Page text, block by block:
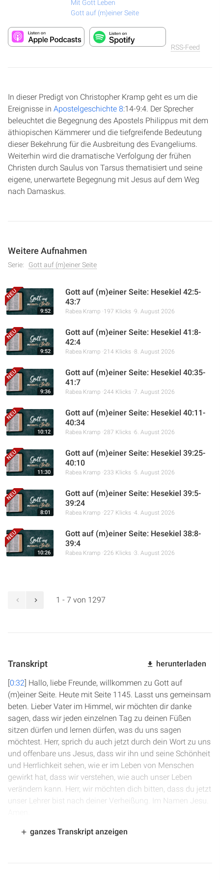
Mit Gott Leben
Gott auf (m)einer Seite
RSS-Feed
In dieser Predigt von Christopher Kramp geht es um die
Ereignisse in Apostelgeschichte 8:14-9:4. Der Sprecher
beleuchtet die Begegnung des Apostels Philippus mit dem
äthiopischen Kämmerer und die tiefgreifende Bedeutung
dieser Bekehrung für die Ausbreitung des Evangeliums.
Weiterhin wird die dramatische Verfolgung der frühen
Christen durch Saulus von Tarsus thematisiert und seine
eigene, unerwartete Begegnung mit Jesus auf dem Weg
nach Damaskus.
Weitere Aufnahmen
Serie: Gott auf (m)einer Seite
9:52
Gott auf (m)einer Seite: Hesekiel 42:5-
43:7
Rabea Kramp 197 Klicks 9. August 2026
9:52
Gott auf (m)einer Seite: Hesekiel 41:8-
42:4
Rabea Kramp 214 Klicks 8. August 2026
9:36
Gott auf (m)einer Seite: Hesekiel 40:35-
41:7
Rabea Kramp 244 Klicks 7. August 2026
10:12
Gott auf (m)einer Seite: Hesekiel 40:11-
40:34
Rabea Kramp 287 Klicks 6. August 2026
11:30
Gott auf (m)einer Seite: Hesekiel 39:25-
40:10
Rabea Kramp 233 Klicks 5. August 2026
8:01
Gott auf (m)einer Seite: Hesekiel 39:5-
39:24
Rabea Kramp 227 Klicks 4. August 2026
10:26
Gott auf (m)einer Seite: Hesekiel 38:8-
39:4
Rabea Kramp 226 Klicks 3. August 2026
1 - 7 von 1297
Transkript herunterladen
[0:32] Hallo, liebe Freunde, willkommen zu Gott auf
(m)einer Seite. Heute mit Seite 1145. Lasst uns gemeinsam
beten. Lieber Vater im Himmel, wir möchten dir danke
sagen, dass wir jeden einzelnen Tag zu deinen Füßen
sitzen dürfen und lernen dürfen, was du uns sagen
möchtest. Herr, sprich du auch jetzt durch dein Wort zu uns
und offenbare uns Jesus, dass wir ihn und seine Schönheit
und Herrlichkeit sehen, wie er im Leben von Menschen
gewirkt hat, dass wir verstehen, wie auch unser Leben
verändern kann. Herr, wir möchten dich bitten, dass du jetzt
unser Lehrer bist nach deiner Verheißung. Im Namen Jesu.
1:12 ] Wir sind in der Apostelgeschichte, Kapitel 8. Der
ganzes Transkript anzeigen